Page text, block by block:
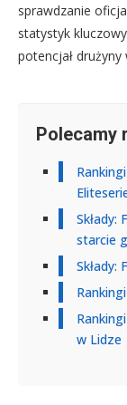
sprawdzanie
statystyk
potencjał
Polecamy
starcie
Składy:
w Lidze